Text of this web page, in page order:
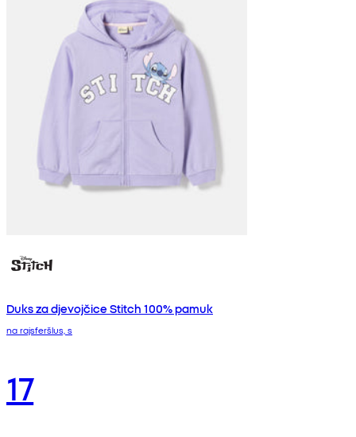
Duks za djevojčice Stitch 100% pamuk
na rajsferšlus, s
17